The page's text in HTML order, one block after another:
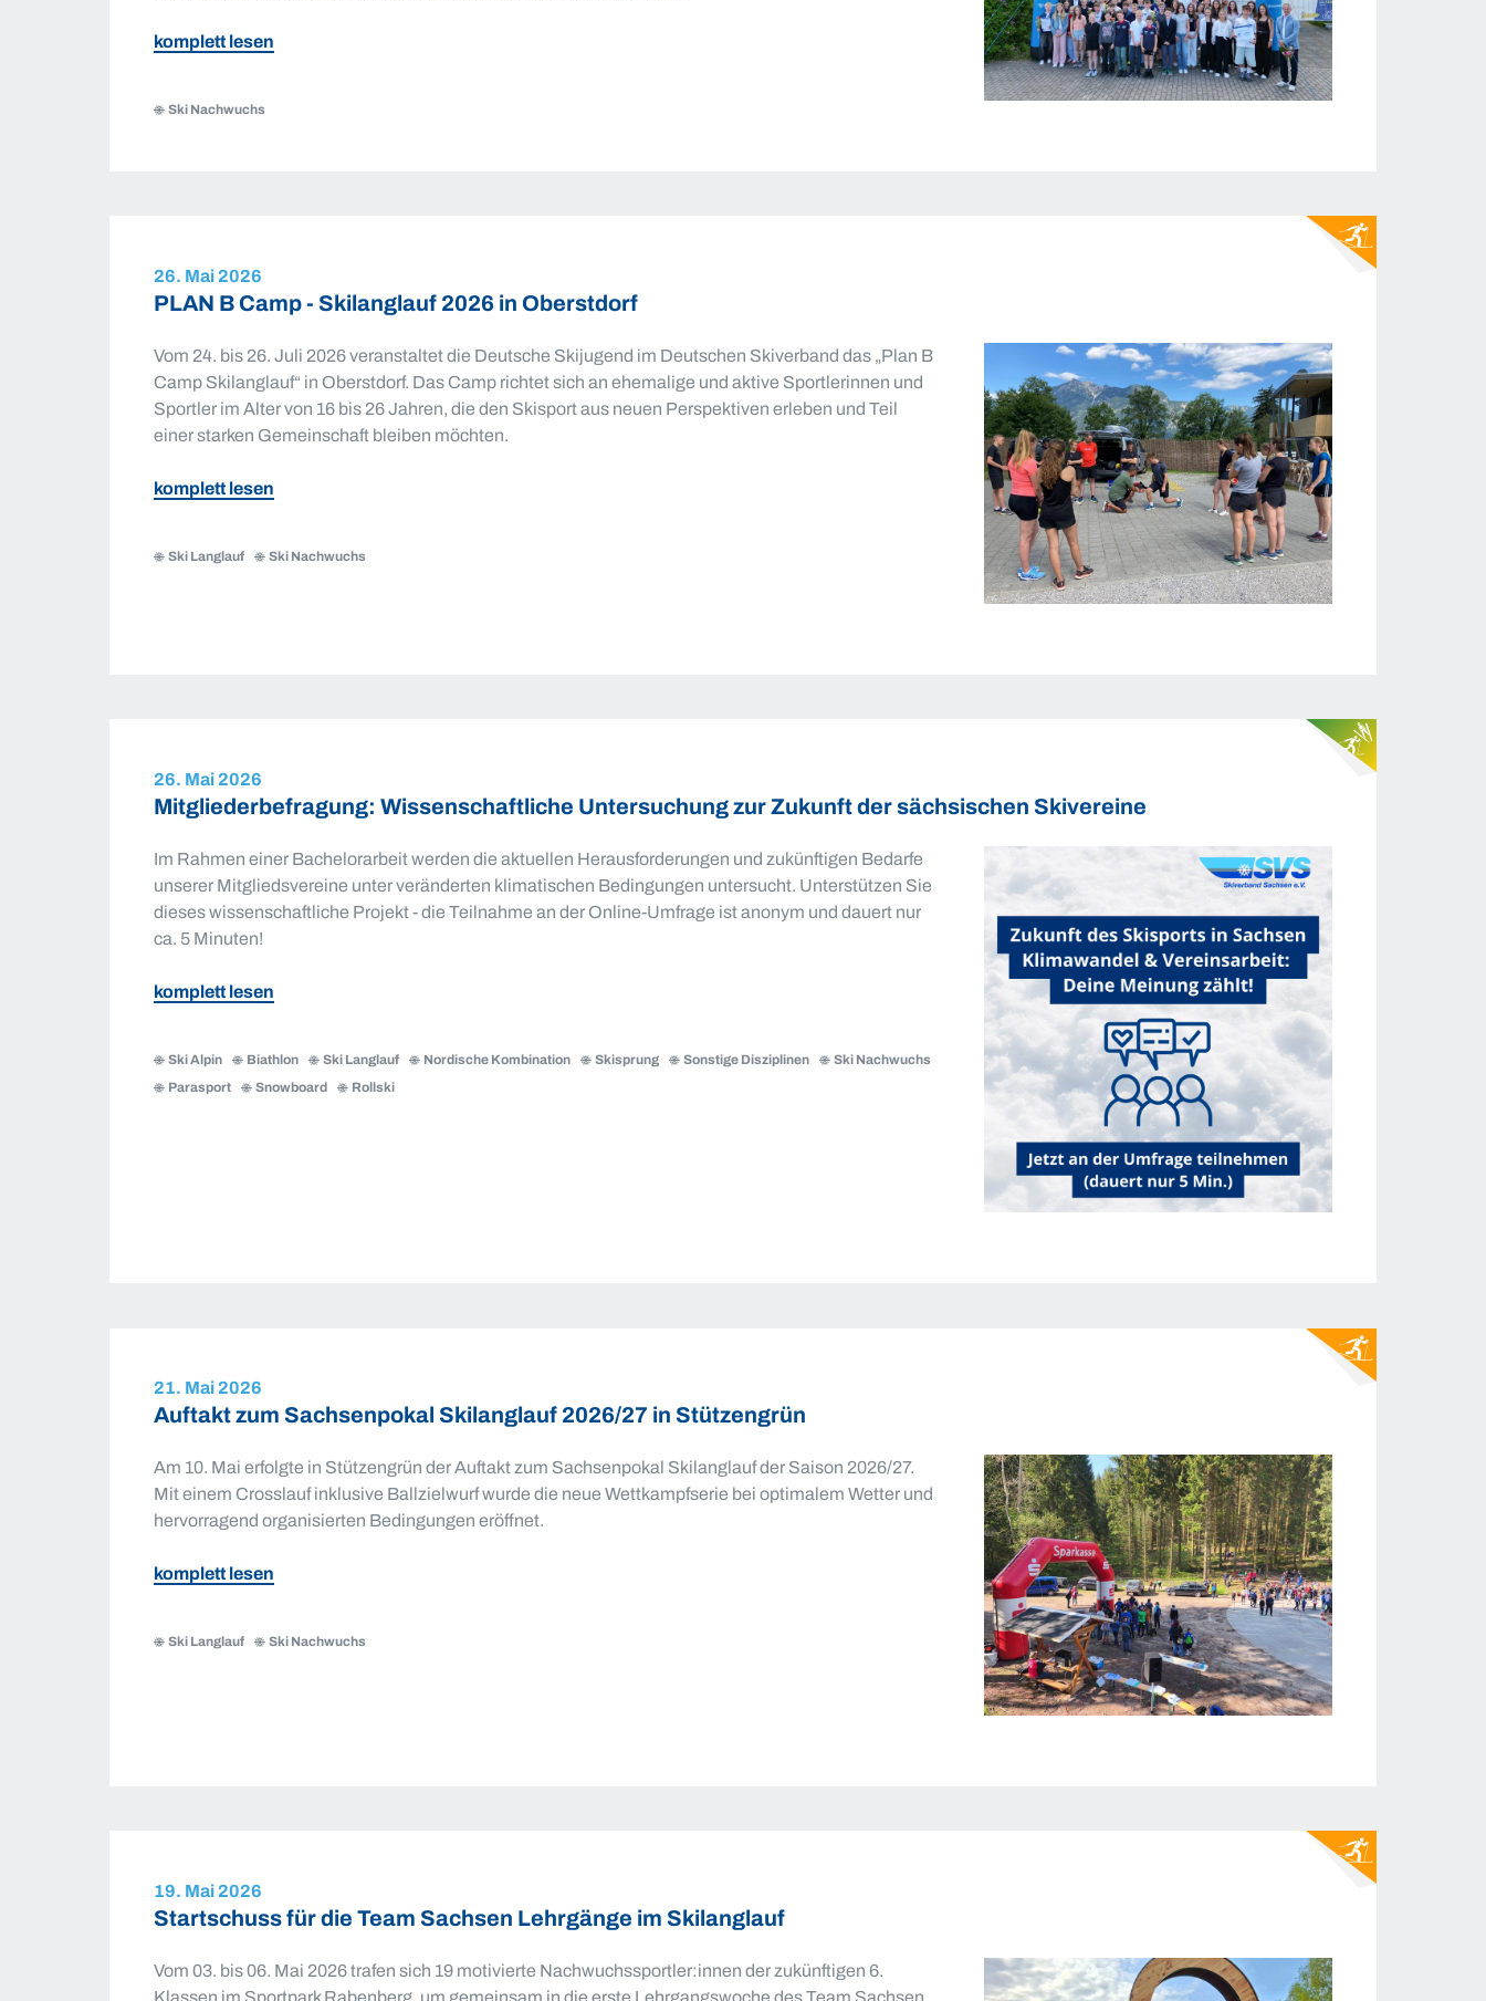
zu
2026
komplett lesen
Ski Nachwuchs
26. Mai 2026
PLAN B Camp - Skilanglauf 2026 in Oberstdorf
Vom 24. bis 26. Juli 2026 veranstaltet die Deutsche Skijugend im Deutschen Skiverband das „Plan B
Camp Skilanglauf“ in Oberstdorf. Das Camp richtet sich an ehemalige und aktive Sportlerinnen und
Sportler im Alter von 16 bis 26 Jahren, die den Skisport aus neuen Perspektiven erleben und Teil
einer starken Gemeinschaft bleiben möchten.
zu
Camp
komplett lesen
Ski Langlauf Ski Nachwuchs
26. Mai 2026
Mitgliederbefragung: Wissenschaftliche Untersuchung zur Zukunft der sächsischen Skivereine
Im Rahmen einer Bachelorarbeit werden die aktuellen Herausforderungen und zukünftigen Bedarfe
unserer Mitgliedsvereine unter veränderten klimatischen Bedingungen untersucht. Unterstützen Sie
dieses wissenschaftliche Projekt - die Teilnahme an der Online-Umfrage ist anonym und dauert nur
ca. 5 Minuten!
zu
Untersuchung
zur
komplett lesen
Ski Alpin Biathlon Ski Langlauf Nordische Kombination Skisprung Sonstige Disziplinen
Ski Nachwuchs
Parasport
Snowboard Rollski
21. Mai 2026
Auftakt zum Sachsenpokal Skilanglauf 2026/27 in Stützengrün
Am 10. Mai erfolgte in Stützengrün der Auftakt zum Sachsenpokal Skilanglauf der Saison 2026/27.
Mit einem Crosslauf inklusive Ballzielwurf wurde die neue Wettkampfserie bei optimalem Wetter und
hervorragend organisierten Bedingungen eröffnet.
zu
Sachsenpokal
komplett lesen
Ski Langlauf Ski Nachwuchs
19. Mai 2026
Startschuss für die Team Sachsen Lehrgänge im Skilanglauf
Vom 03. bis 06. Mai 2026 trafen sich 19 motivierte Nachwuchssportler:innen der zukünftigen 6.
Klassen im Sportpark Rabenberg, um gemeinsam in die erste Lehrgangswoche des Team Sachsen